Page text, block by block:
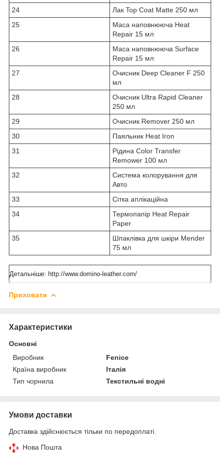
24
Лак Top Coat Matte 250 мл
25
Маса наповнююча Heat
Repair 15 мл
26
Маса наповнююча Surface
Repair 15 мл
27
Очисник Deep Cleaner F 250
мл
28
Очисник Ultra Rapid Cleaner
250 мл
29
Очисник Remover 250 мл
30
Паяльник Heat Iron
31
Рідина Color Transfer
Remower 100 мл
32
Система колорування для
Авто
33
Сітка аплікаційна
34
Термопапір Heat Repair
Paper
35
Шпаклівка для шкіри Mender
75 мл
Детальніше: http://www.domino-leather.com/
Приховати
Характеристики
Основні
Виробник
Fenice
Країна виробник
Італія
Тип чорнила
Текстильні водні
Умови доставки
Доставка здійснюється тільки по передоплаті.
Нова Пошта